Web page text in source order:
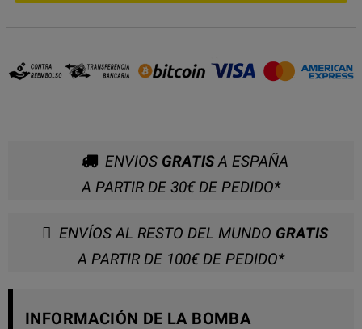
ENVIOS GRATISA ESPAÑA
A PARTIR DE 30€ DE PEDIDO*
ENVÍOS AL RESTO DEL MUNDO GRATIS
A PARTIR DE 100€ DE PEDIDO*
INFORMACIÓN DE LA BOMBA